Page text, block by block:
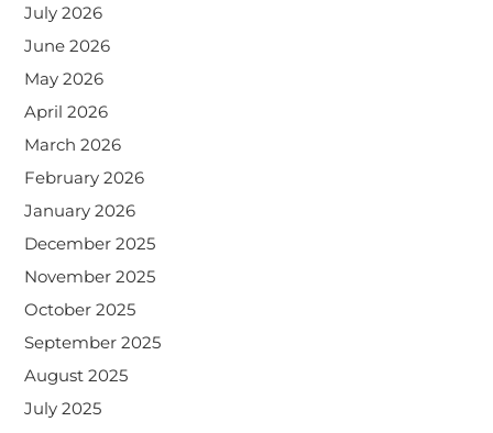
July 2026
June 2026
May 2026
April 2026
March 2026
February 2026
January 2026
December 2025
November 2025
October 2025
September 2025
August 2025
July 2025